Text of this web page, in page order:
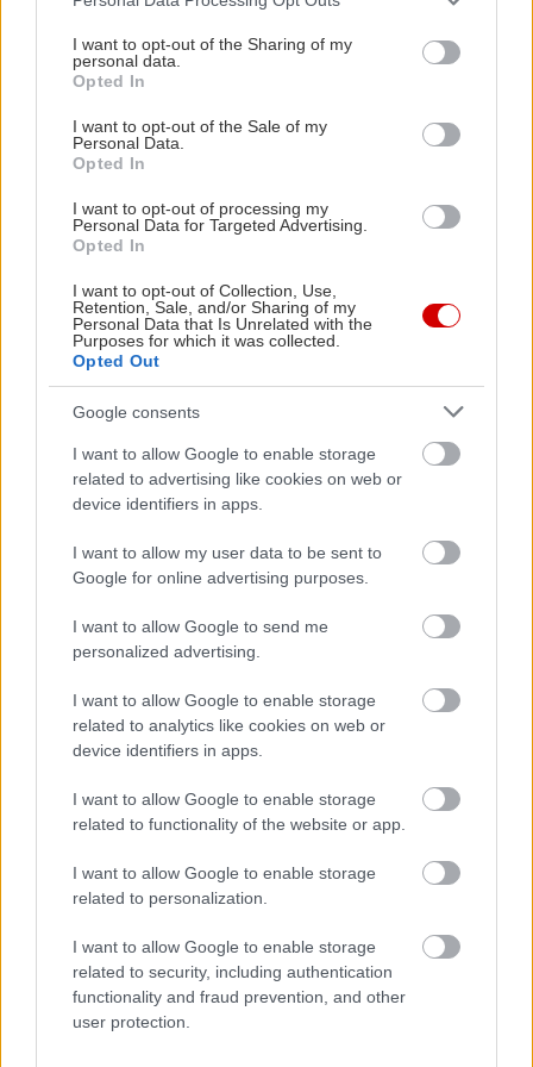
not limited to your visit or usage behaviour. You may click to
grant or deny consent to Google and its third-party tags to
use your data for below specified purposes in below Google
consent section.
I want to opt-out of the Sharing of my
personal data.
Opted In
I want to opt-out of the Sale of my
Personal Data.
Opted In
I want to opt-out of processing my
Personal Data for Targeted Advertising.
Opted In
I want to opt-out of Collection, Use,
Retention, Sale, and/or Sharing of my
Personal Data that Is Unrelated with the
Purposes for which it was collected.
Opted Out
Google consents
I want to allow Google to enable storage
related to advertising like cookies on web or
device identifiers in apps.
I want to allow my user data to be sent to
Google for online advertising purposes.
I want to allow Google to send me
personalized advertising.
I want to allow Google to enable storage
related to analytics like cookies on web or
device identifiers in apps.
I want to allow Google to enable storage
related to functionality of the website or app.
I want to allow Google to enable storage
related to personalization.
I want to allow Google to enable storage
related to security, including authentication
functionality and fraud prevention, and other
user protection.
πρέπει να λείπουν ο μουσακάς, ο γάβρος που
τηγανίζεται με κρούστα μπαχαρικών και
σερβίρεται με απαλή σκορδάτη αγιολί, το
χειροποίητο ριγανάτο λουκάνικο Χαλκιδικής με
σάλτσα ρομεσκό, ο γάβρος μαρινάτος με
φοκάτσια, ντοματούλα και κάπαρη, η
μελιτζανοσαλάτα και οι γεμιστοί κολοκυθανθοί.
Λογαριασμός στα 20-23€ το άτομο με κρασάκι.
Μarina
Ποτίδαια, Χαλκιδική, τηλ: 23730 41570